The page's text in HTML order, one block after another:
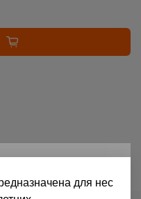
подтвердить свое
для нес